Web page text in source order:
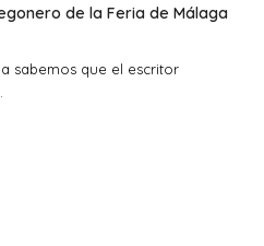
de la Feria de Málaga
sabemos que el escritor